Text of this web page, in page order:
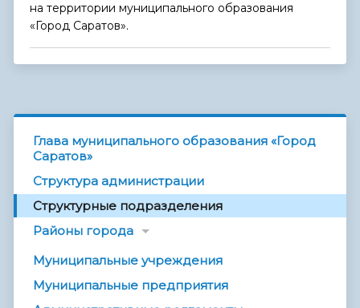
на территории муниципального образования
«Город Саратов».
Глава муниципального образования «Город
Саратов»
Структура администрации
Структурные подразделения
Районы города
Муниципальные учреждения
Муниципальные предприятия